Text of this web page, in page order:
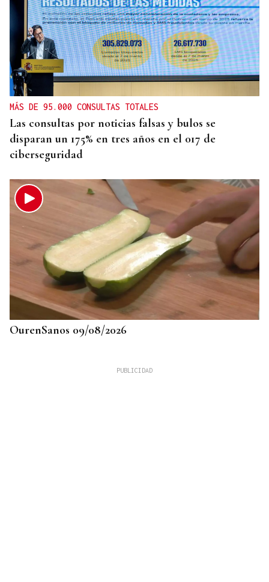
MÁS DE 95.000 CONSULTAS TOTALES
Las consultas por noticias falsas y bulos se
disparan un 175% en tres años en el 017 de
ciberseguridad
OurenSanos 09/08/2026